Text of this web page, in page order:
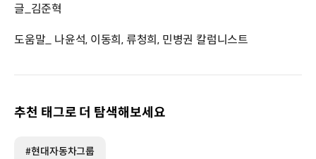
글_김준혁
도움말_ 나윤석, 이동희, 류청희, 민병권 칼럼니스트
추천 태그로 더 탐색해보세요
#현대자동차그룹